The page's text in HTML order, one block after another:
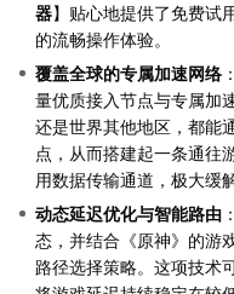
器】贴心地提供了免费试
的流畅操作体验。
覆盖全球的专属加速网络
量优质接入节点与专属加
还是世界其他地区，都能
点，从而搭建起一条通往
用数据传输通道，极大缓
动态延迟优化与智能路由
态，并结合《原神》的游
路径选择策略。这项技术